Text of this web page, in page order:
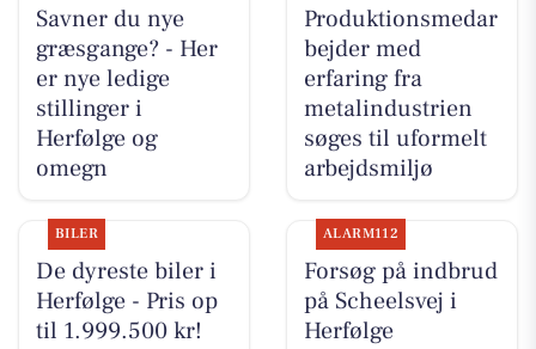
Savner du nye
græsgange? - Her
er nye ledige
stillinger i
Herfølge og
omegn
Produktionsmedar
bejder med
erfaring fra
metalindustrien
søges til uformelt
arbejdsmiljø
BILER
De dyreste biler i
Herfølge - Pris op
til 1.999.500 kr!
ALARM112
Forsøg på indbrud
på Scheelsvej i
Herfølge